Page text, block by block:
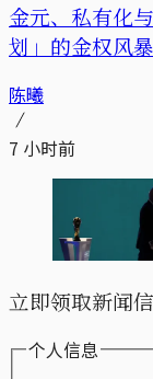
金元、私有化
划」的金权风
陈曦
7 小时前
立即领取新闻信
个人信息